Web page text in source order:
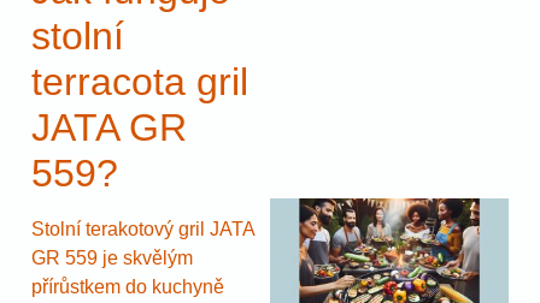
stolní
terracota gril
JATA GR
559?
Stolní terakotový gril JATA
GR 559 je skvělým
přírůstkem do kuchyně